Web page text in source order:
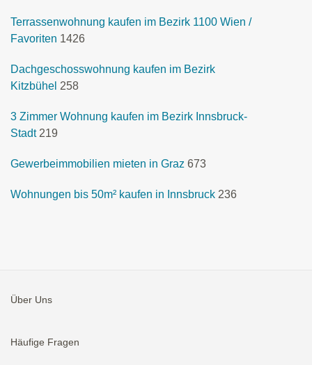
Terrassenwohnung kaufen im Bezirk 1100 Wien /
Favoriten 1426
Dachgeschosswohnung kaufen im Bezirk
Kitzbühel 258
3 Zimmer Wohnung kaufen im Bezirk Innsbruck-
Stadt 219
Gewerbeimmobilien mieten in Graz 673
Wohnungen bis 50m² kaufen in Innsbruck 236
Über Uns
Häufige Fragen